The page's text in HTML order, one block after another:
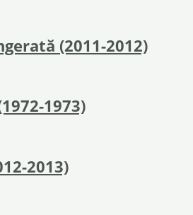
(2011-2012)
1973)
2013)